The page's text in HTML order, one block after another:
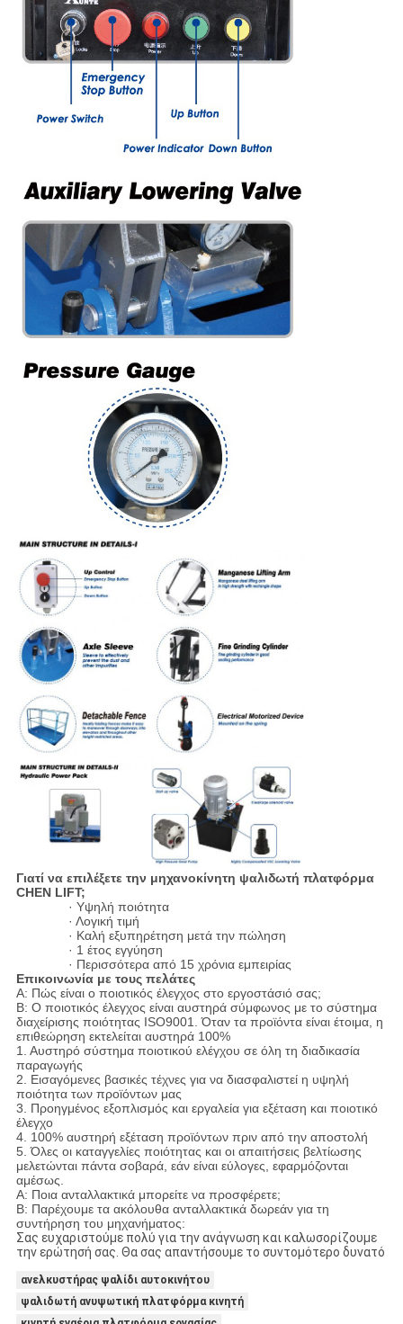
Γιατί να επιλέξετε την μηχανοκίνητη ψαλιδωτή πλατφόρμα
CHEN LIFT;
· Υψηλή ποιότητα
· Λογική τιμή
· Καλή εξυπηρέτηση μετά την πώληση
· 1 έτος εγγύηση
· Περισσότερα από 15 χρόνια εμπειρίας
Επικοινωνία με τους πελάτες
Α: Πώς είναι ο ποιοτικός έλεγχος στο εργοστάσιό σας;
B: Ο ποιοτικός έλεγχος είναι αυστηρά σύμφωνος με το σύστημα
διαχείρισης ποιότητας ISO9001. Όταν τα προϊόντα είναι έτοιμα, η
επιθεώρηση εκτελείται αυστηρά 100%
1. Αυστηρό σύστημα ποιοτικού ελέγχου σε όλη τη διαδικασία
παραγωγής
2. Εισαγόμενες βασικές τέχνες για να διασφαλιστεί η υψηλή
ποιότητα των προϊόντων μας
3. Προηγμένος εξοπλισμός και εργαλεία για εξέταση και ποιοτικό
έλεγχο
4. 100% αυστηρή εξέταση προϊόντων πριν από την αποστολή
5. Όλες οι καταγγελίες ποιότητας και οι απαιτήσεις βελτίωσης
μελετώνται πάντα σοβαρά, εάν είναι εύλογες, εφαρμόζονται
αμέσως.
Α: Ποια ανταλλακτικά μπορείτε να προσφέρετε;
B: Παρέχουμε τα ακόλουθα ανταλλακτικά δωρεάν για τη
συντήρηση του μηχανήματος:
Σας ευχαριστούμε πολύ για την ανάγνωση και καλωσορίζουμε
την ερώτησή σας. Θα σας απαντήσουμε το συντομότερο δυνατό
ανελκυστήρας ψαλίδι αυτοκινήτου
ψαλιδωτή ανυψωτική πλατφόρμα κινητή